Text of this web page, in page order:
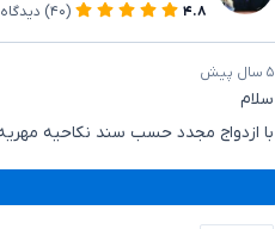
۴.۸
(۴۰) دیدگاه
۵ سال پیش
سلام
با ازدواج مجدد حسب سند نکاحیه